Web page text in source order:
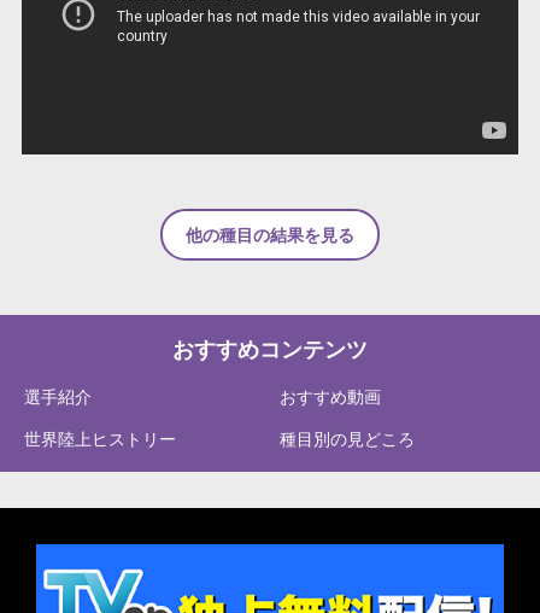
他の種目の結果を見る
おすすめコンテンツ
選手紹介 おすすめ動画
世界陸上ヒストリー 種目別の見どころ